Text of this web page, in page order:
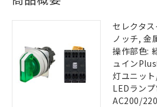
セレクタ
ノッチ, 金
操作部色:
ュイン
灯ユニッ
LEDラン
AC200/